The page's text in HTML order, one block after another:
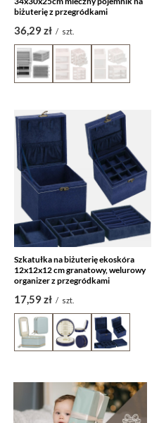
biżuterię z przegródkami
36,29 zł / szt.
Szkatułka na biżuterię ekoskóra
12x12x12 cm granatowy, welurowy
organizer z przegródkami
17,59 zł / szt.